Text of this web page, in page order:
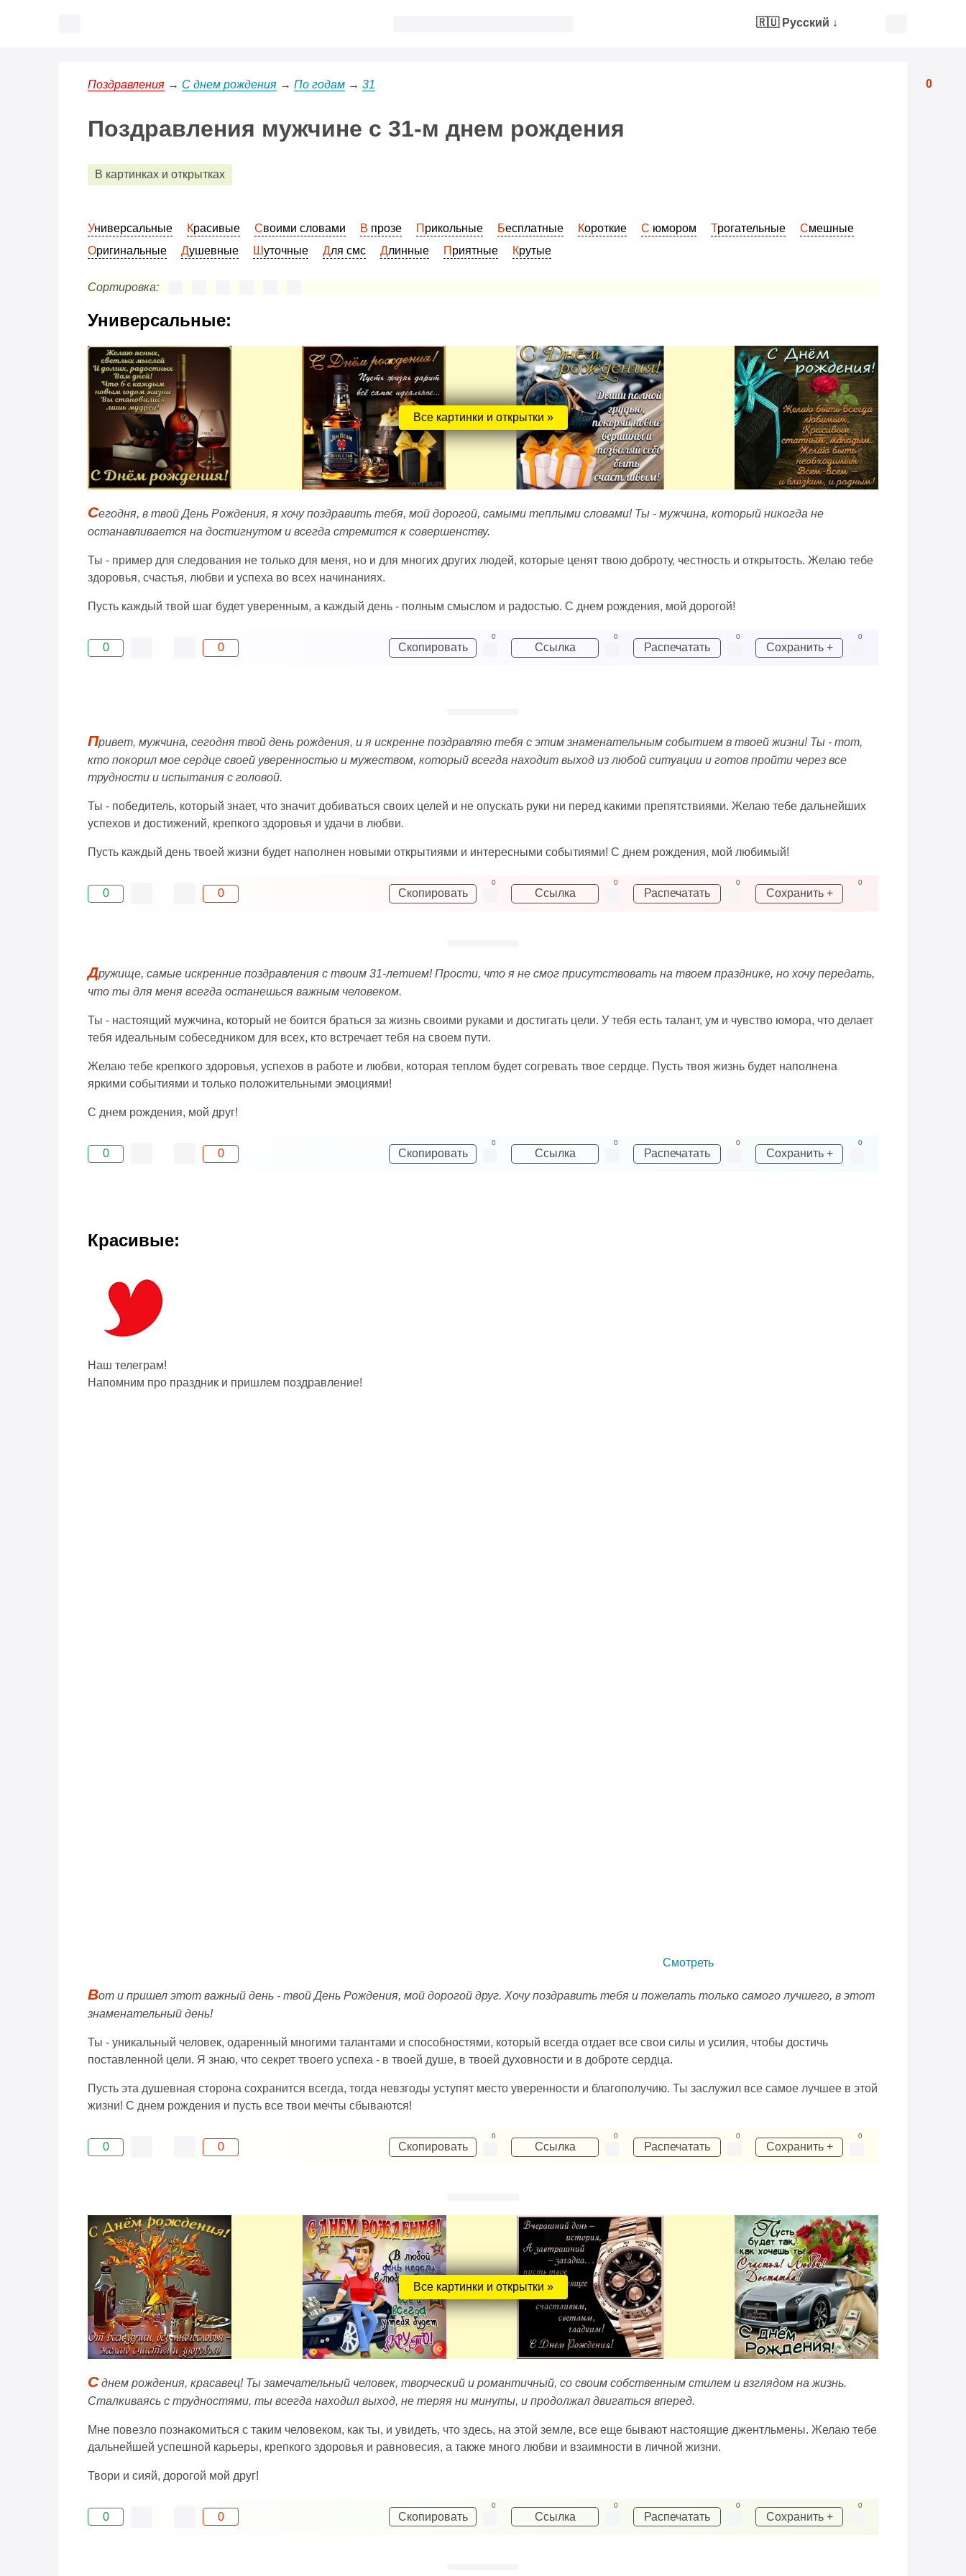
0
🇷🇺 Русский ↓
Поздравления → С днем рождения → По годам → 31
Поздравления мужчине с 31-м днем рождения
В картинках и открытках
Универсальные Красивые Своими словами В прозе Прикольные Бесплатные Короткие С юмором Трогательные
Смешные
Оригинальные
Душевные Шуточные Для смс Длинные Приятные Крутые
Сортировка:
Универсальные:
Все картинки и открытки »
Сегодня, в твой День Рождения, я хочу поздравить тебя, мой дорогой, самыми теплыми словами! Ты - мужчина, который никогда не
останавливается на достигнутом и всегда стремится к совершенству.
Ты - пример для следования не только для меня, но и для многих других людей, которые ценят твою доброту, честность и открытость. Желаю тебе
здоровья, счастья, любви и успеха во всех начинаниях.
Пусть каждый твой шаг будет уверенным, а каждый день - полным смыслом и радостью. С днем рождения, мой дорогой!
0 0 Скопировать
0
Ссылка
0
Распечатать
0
Сохранить +
0
Привет, мужчина, сегодня твой день рождения, и я искренне поздравляю тебя с этим знаменательным событием в твоей жизни! Ты - тот,
кто покорил мое сердце своей уверенностью и мужеством, который всегда находит выход из любой ситуации и готов пройти через все
трудности и испытания с головой.
Ты - победитель, который знает, что значит добиваться своих целей и не опускать руки ни перед какими препятствиями. Желаю тебе дальнейших
успехов и достижений, крепкого здоровья и удачи в любви.
Пусть каждый день твоей жизни будет наполнен новыми открытиями и интересными событиями! С днем рождения, мой любимый!
0 0 Скопировать
0
Ссылка
0
Распечатать
0
Сохранить +
0
Дружище, самые искренние поздравления с твоим 31-летием! Прости, что я не смог присутствовать на твоем празднике, но хочу передать,
что ты для меня всегда останешься важным человеком.
Ты - настоящий мужчина, который не боится браться за жизнь своими руками и достигать цели. У тебя есть талант, ум и чувство юмора, что делает
тебя идеальным собеседником для всех, кто встречает тебя на своем пути.
Желаю тебе крепкого здоровья, успехов в работе и любви, которая теплом будет согревать твое сердце. Пусть твоя жизнь будет наполнена
яркими событиями и только положительными эмоциями!
С днем рождения, мой друг!
0 0 Скопировать
0
Ссылка
0
Распечатать
0
Сохранить +
0
Красивые:
Наш телеграм!
Напомним про праздник и пришлем поздравление!
Смотреть
Вот и пришел этот важный день - твой День Рождения, мой дорогой друг. Хочу поздравить тебя и пожелать только самого лучшего, в этот
знаменательный день!
Ты - уникальный человек, одаренный многими талантами и способностями, который всегда отдает все свои силы и усилия, чтобы достичь
поставленной цели. Я знаю, что секрет твоего успеха - в твоей душе, в твоей духовности и в доброте сердца.
Пусть эта душевная сторона сохранится всегда, тогда невзгоды уступят место уверенности и благополучию. Ты заслужил все самое лучшее в этой
жизни! С днем рождения и пусть все твои мечты сбываются!
0 0 Скопировать
0
Ссылка
0
Распечатать
0
Сохранить +
0
Все картинки и открытки »
Сднем рождения, красавец! Ты замечательный человек, творческий и романтичный, со своим собственным стилем и взглядом на жизнь.
Сталкиваясь с трудностями, ты всегда находил выход, не теряя ни минуты, и продолжал двигаться вперед.
Мне повезло познакомиться с таким человеком, как ты, и увидеть, что здесь, на этой земле, все еще бывают настоящие джентльмены. Желаю тебе
дальнейшей успешной карьеры, крепкого здоровья и равновесия, а также много любви и взаимности в личной жизни.
Твори и сияй, дорогой мой друг!
0 0 Скопировать
0
Ссылка
0
Распечатать
0
Сохранить +
0